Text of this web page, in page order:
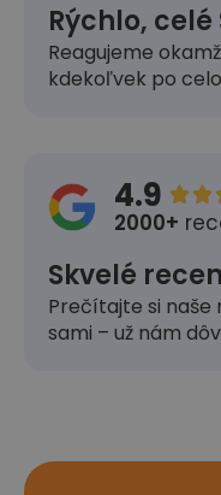
Rýchlo,
Reagujeme
kdekoľvek po
4.9 
2000+
Skvelé
Prečítajte si naše
sami – už nám